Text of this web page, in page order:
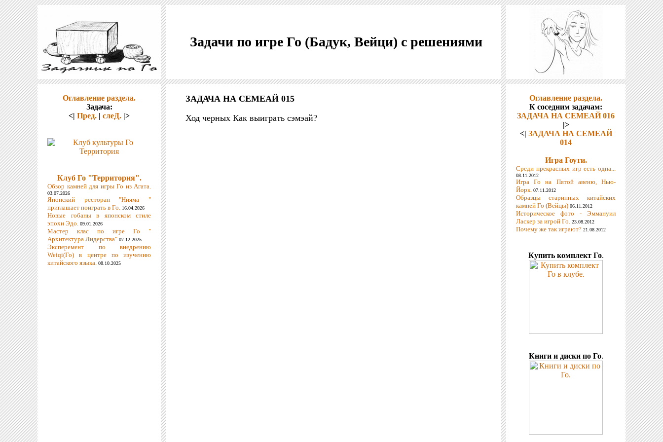
Задачи по игре Го (Бадук, Вейци) с решениями
Оглавление раздела.
Задача:
<| Пред. | слеД. |>
Клуб Го "Территория".
Обзор камней для игры Го из Агата.
03.07.2026
Японский ресторан "Нияма "
приглашает поиграть в Го. 16.04.2026
Новые гобаны в японском стиле
эпохи Эдо. 09.01.2026
Мастер клас по игре Го "
Архитектура Лидерства" 07.12.2025
Эксперемент по внедрению
Weiqi(Го) в центре по изучению
китайского языка. 08.10.2025
ЗАДАЧА НА СЕМЕАЙ 015
Ход черных Как выиграть сэмэай?
Оглавление раздела.
К соседним задачам:
ЗАДАЧА НА СЕМЕАЙ 016
|>
<| ЗАДАЧА НА СЕМЕАЙ
014
Игра Гоути.
Среди прекрасных игр есть одна...
08.11.2012
Игра Го на Пятой авеню, Нью-
Йорк. 07.11.2012
Образцы старинных китайских
камней Го (Вейцы) 06.11.2012
Историческое фото - Эммануил
Ласкер за игрой Го. 23.08.2012
Почему же так играют? 21.08.2012
Купить комплект Го.
Книги и диски по Го.